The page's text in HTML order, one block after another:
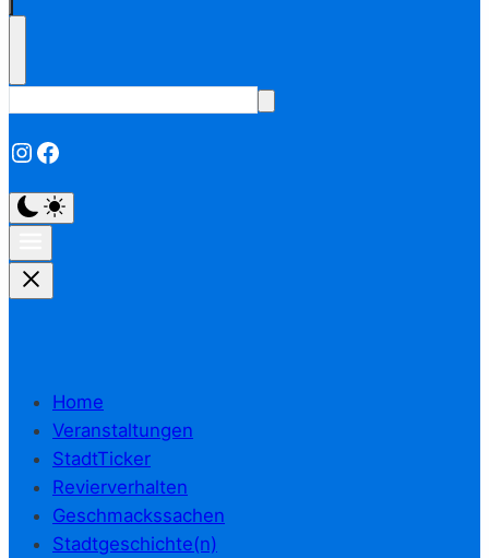
Instagram
Facebook
Home
Veranstaltungen
StadtTicker
Revierverhalten
Geschmackssachen
Stadtgeschichte(n)